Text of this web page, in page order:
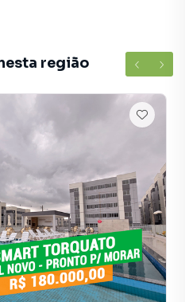
- Creci 3968 PF
região valorizada do bairro
o que procurava ou
Apartamento em Manaus?
equipe pelo telefone (92)
tem mais opções de
e comerciais, sobrados,
venda ou locação, além de
ou lançamentos na
região